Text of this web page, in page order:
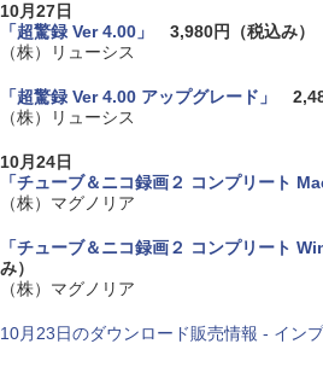
10月27日
「超驚録 Ver 4.00」
3,980円（税込み）
（株）リューシス
「超驚録 Ver 4.00 アップグレード」
（株）リューシス
10月24日
「チューブ＆ニコ録画２ コンプリート
（株）マグノリア
「チューブ＆ニコ録画２ コンプリート
み）
（株）マグノリア
10月23日のダウンロード販売情報 - イン